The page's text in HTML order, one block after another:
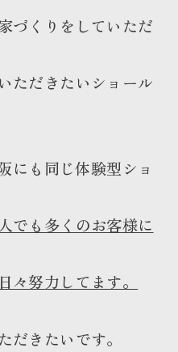
づくりをしていただ
ただきたいショール
も同じ体験型ショ
でも多くのお客様に
々努力してます。
だきたいです。